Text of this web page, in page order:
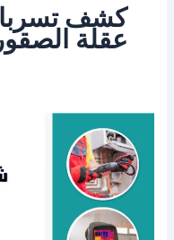
كشف
عقلة الصقور
تسربات
المياه
بعقلة
الصقور